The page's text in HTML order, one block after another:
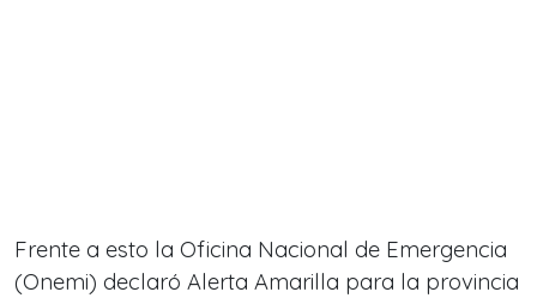
Frente a esto la Oficina Nacional de Emergencia
(Onemi) declaró Alerta Amarilla para la provincia